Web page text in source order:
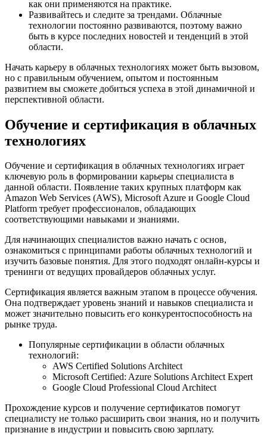
как они применяются на практике.
Развивайтесь и следите за трендами. Облачные
технологии постоянно развиваются, поэтому важно
быть в курсе последних новостей и тенденций в этой
области.
Начать карьеру в облачных технологиях может быть вызовом,
но с правильным обучением, опытом и постоянным
развитием вы сможете добиться успеха в этой динамичной и
перспективной области.
Обучение и сертификация в облачных
технологиях
Обучение и сертификация в облачных технологиях играет
ключевую роль в формировании карьеры специалиста в
данной области. Появление таких крупных платформ как
Amazon Web Services (AWS), Microsoft Azure и Google Cloud
Platform требует профессионалов, обладающих
соответствующими навыками и знаниями.
Для начинающих специалистов важно начать с основ,
ознакомиться с принципами работы облачных технологий и
изучить базовые понятия. Для этого подходят онлайн-курсы и
тренинги от ведущих провайдеров облачных услуг.
Сертификация является важным этапом в процессе обучения.
Она подтверждает уровень знаний и навыков специалиста и
может значительно повысить его конкурентоспособность на
рынке труда.
Популярные сертификации в области облачных
технологий:
AWS Certified Solutions Architect
Microsoft Certified: Azure Solutions Architect Expert
Google Cloud Professional Cloud Architect
Прохождение курсов и получение сертификатов помогут
специалисту не только расширить свои знания, но и получить
признание в индустрии и повысить свою зарплату.